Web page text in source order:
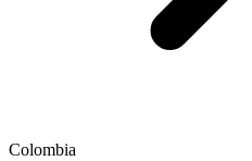
Colombia